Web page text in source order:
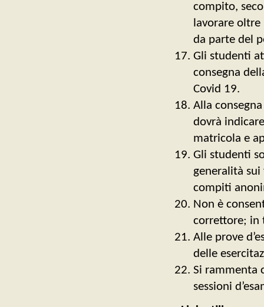
compito,
lavorare
da parte del
Gli studenti
consegna
Covid 19.
Alla
dovrà
matricola e
Gli studenti
generalità
compiti
Non è
correttore; in
Alle prove
delle
Si rammenta
sessioni